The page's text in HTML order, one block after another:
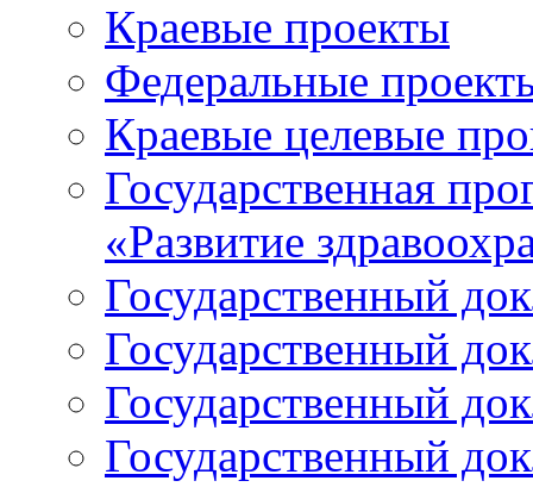
Краевые проекты
Федеральные
Краевые целевые
Государственная
«Развитие
Государственный
Государственный
Государственный
Государственный